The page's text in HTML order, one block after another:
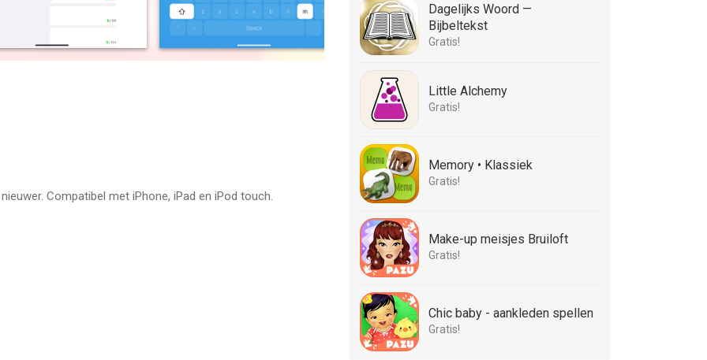
het juiste moment komt hij terug met de woorden voor
uitdagende woorden door middel van specifieke oefeningen
voor je op te stellen.
in slechts 10 min per dag. Doe mee!
Download Bright, kies de eerste woorden en begin!**
Om gebruik te kunnen maken van de
voor een van de beschikbare abonnementen.
afgeschreven van je iTunes account op het moment
en automatisch vernieuwen uitzetten door naar je iTunes
Compatibel met iPhone, iPad en iPod touch.
Dagelijks Woord —
Bijbeltekst
Gratis!
Little Alchemy
Gratis!
Memory • Klassiek
Gratis!
Make-up meisjes Bruiloft
Gratis!
Chic baby - aankleden spellen
Gratis!